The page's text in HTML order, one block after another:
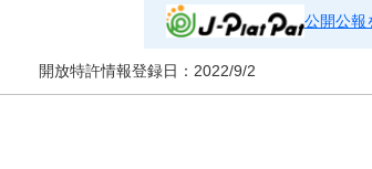
公開公報
開放特許情報登録日： 2022/9/2